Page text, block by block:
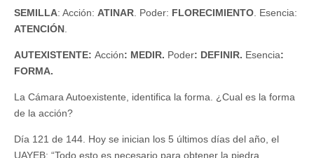
SEMILLA: Acción: ATINAR . Poder: FLORECIMIENTO . Esencia:
ATENCIÓN
AUTEXISTENTE: Acción: MEDIR. Poder: DEFINIR. Esencia:
FORMA.
La Cámara Autoexistente, identifica la forma. ¿Cual es la forma
de la acción?
Día 121 de 144. Hoy se inician los 5 últimos días del año, el
UAYEB: “Todo esto es necesario para obtener la piedra